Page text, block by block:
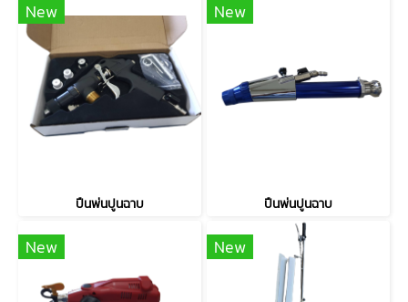
New
ปืนพ่นปูนฉาบ
New
ปืนพ่นปูนฉาบ
New New